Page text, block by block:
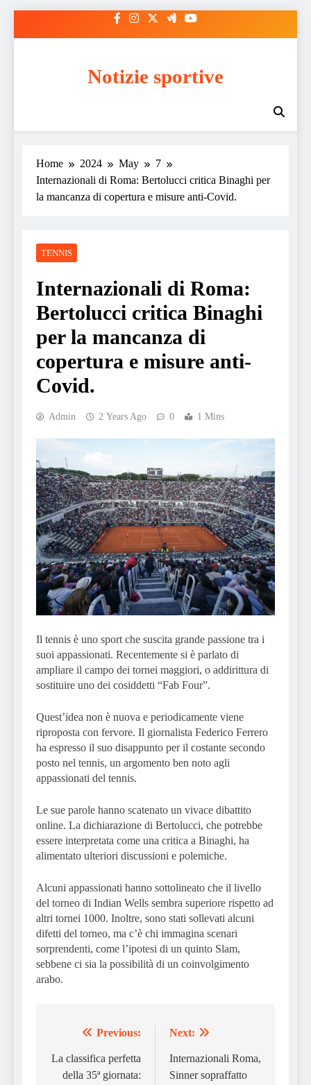
Notizie sportive
Home 2024 May
7
Internazionali di Roma: Bertolucci critica Binaghi per
la mancanza di copertura e misure anti-Covid.
TENNIS
Internazionali di Roma:
Bertolucci critica Binaghi
per la mancanza di
copertura e misure anti-
Covid.
Admin 2 Years Ago 0 1 Mins
Il tennis è uno sport che suscita grande passione tra i
suoi appassionati. Recentemente si è parlato di
ampliare il campo dei tornei maggiori, o addirittura di
sostituire uno dei cosiddetti “Fab Four”.
Quest’idea non è nuova e periodicamente viene
riproposta con fervore. Il giornalista Federico Ferrero
ha espresso il suo disappunto per il costante secondo
posto nel tennis, un argomento ben noto agli
appassionati del tennis.
Le sue parole hanno scatenato un vivace dibattito
online. La dichiarazione di Bertolucci, che potrebbe
essere interpretata come una critica a Binaghi, ha
alimentato ulteriori discussioni e polemiche.
Alcuni appassionati hanno sottolineato che il livello
del torneo di Indian Wells sembra superiore rispetto ad
altri tornei 1000. Inoltre, sono stati sollevati alcuni
difetti del torneo, ma c’è chi immagina scenari
sorprendenti, come l’ipotesi di un quinto Slam,
sebbene ci sia la possibilità di un coinvolgimento
arabo.
navigation
Previous:
La classifica perfetta
della 35ª giornata:
Next:
Internazionali Roma,
Sinner sopraffatto